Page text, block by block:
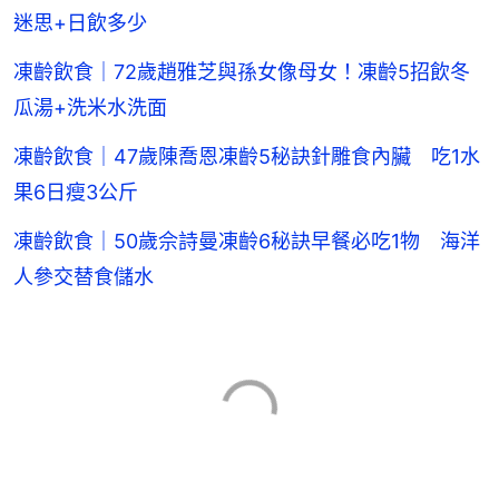
迷思+日飲多少
凍齡飲食｜72歲趙雅芝與孫女像母女！凍齡5招飲冬
瓜湯+洗米水洗面
凍齡飲食｜47歲陳喬恩凍齡5秘訣針雕食內臟 吃1水
果6日瘦3公斤
凍齡飲食｜50歲佘詩曼凍齡6秘訣早餐必吃1物 海洋
人參交替食儲水